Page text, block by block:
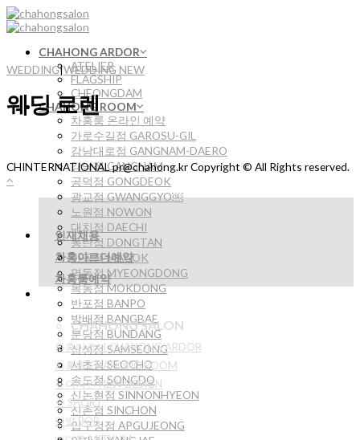
Skip
to
CHAHONG ARDOR
ATELIER
FLAGSHIP
CHEONGDAM
CHAHONG ROOM
차홍룸 온라인 예약
가로수길점 GAROSU-GIL
강남대로점 GANGNAM-DAERO
강남점 GANGNAM
공덕점 GONGDEOK
광교점 GWANGGYO￼
노원점 NOWON
대치점 DAECHI
동탄점 DONGTAN
마곡점 MAGOK
명동점 MYEONGDONG
목동점 MOKDONG
반포점 BANPO
방배점 BANGBAE
분당점 BUNDANG
삼성점 SAMSEONG
서초점 SEOCHO
송도점 SONGDO
신논현점 SINNONHYEON
신촌점 SINCHON
압구정점 APGUJEONG
WEDDING|WEDDING NEW
웨딩 로렌
CHINTERNATIONAL pr@chahong.kr Copyright © All Rights reserved.
인재채용
차홍아르더예약
차홍룸예약
CHAHONG SALON
차홍아르더 CHAHONG ARDOR
차홍룸 CHAHONG ROOM
뉴디자인 NEW DESIGN
숏 SHORT
단발 BOB